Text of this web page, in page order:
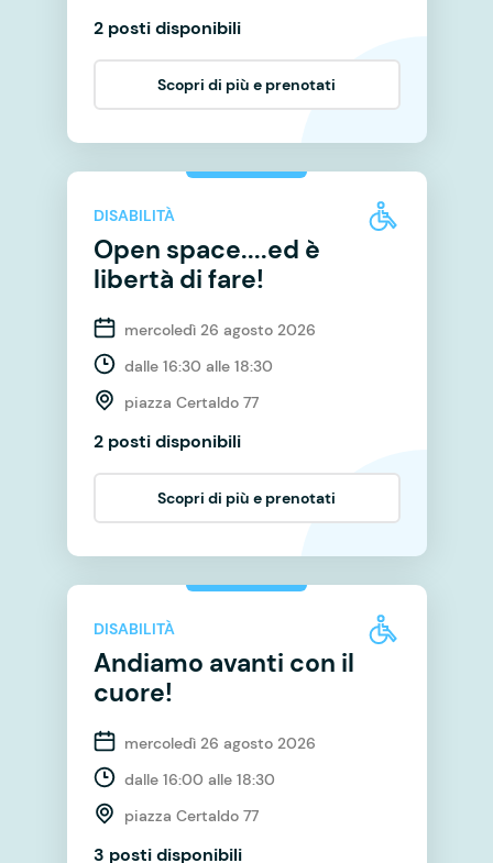
2 posti disponibili
Scopri di più e prenotati
DISABILITÀ
Open space....ed è
libertà di fare!
mercoledì 26 agosto 2026
dalle 16:30 alle 18:30
piazza Certaldo 77
2 posti disponibili
Scopri di più e prenotati
DISABILITÀ
Andiamo avanti con il
cuore!
mercoledì 26 agosto 2026
dalle 16:00 alle 18:30
piazza Certaldo 77
3 posti disponibili